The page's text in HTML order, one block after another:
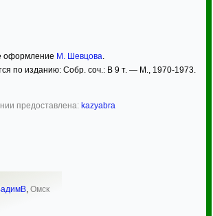
оформление М. Шевцова.
по изданию: Собр. соч.: В 9 т. — М., 1970-1973.
предоставлена: kazyabra
, Омск